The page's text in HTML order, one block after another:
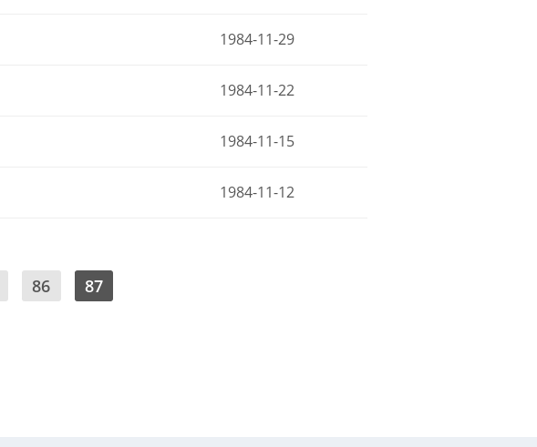
1984-11-29
1984-11-22
1984-11-15
1984-11-12
86 87